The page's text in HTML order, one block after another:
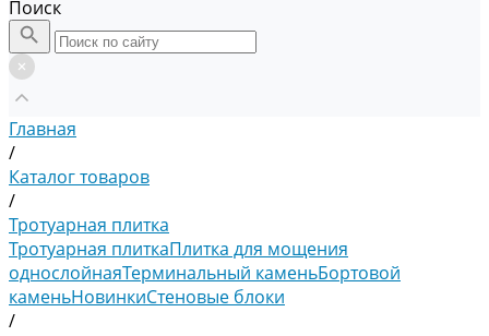
Поиск
Главная
/
Каталог товаров
/
Тротуарная плитка
Тротуарная плиткаПлитка для мощения
однослойнаяТерминальный каменьБортовой
каменьНовинкиСтеновые блоки
/